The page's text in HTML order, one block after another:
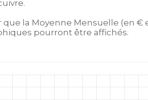
la Moyenne Mensuelle (en €
pourront être affichés.